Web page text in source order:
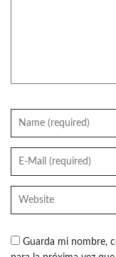
Guarda mi nombre,